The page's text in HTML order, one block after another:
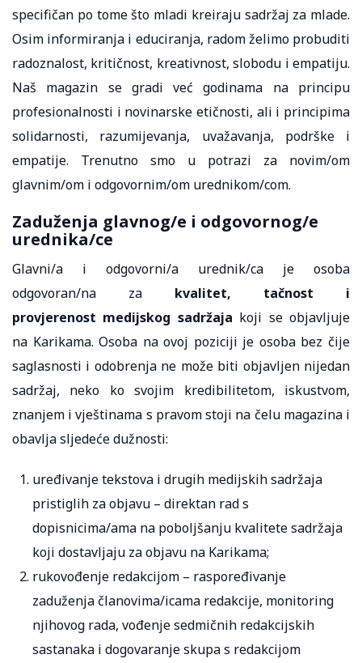
specifičan po tome što mladi kreiraju sadržaj za mlade.
Osim informiranja i educiranja, radom želimo probuditi
radoznalost, kritičnost, kreativnost, slobodu i empatiju.
Naš magazin se gradi već godinama na principu
profesionalnosti i novinarske etičnosti, ali i principima
solidarnosti, razumijevanja, uvažavanja, podrške i
empatije. Trenutno smo u potrazi za novim/om
glavnim/om i odgovornim/om urednikom/com.
Zaduženja glavnog/e i odgovornog/e
urednika/ce
Glavni/a i odgovorni/a urednik/ca je osoba
odgovoran/na za kvalitet, tačnost i
provjerenost medijskog sadržaja koji se objavljuje
na Karikama. Osoba na ovoj poziciji je osoba bez čije
saglasnosti i odobrenja ne može biti objavljen nijedan
sadržaj, neko ko svojim kredibilitetom, iskustvom,
znanjem i vještinama s pravom stoji na čelu magazina i
obavlja sljedeće dužnosti:
uređivanje tekstova i drugih medijskih sadržaja
pristiglih za objavu – direktan rad s
dopisnicima/ama na poboljšanju kvalitete sadržaja
koji dostavljaju za objavu na Karikama;
rukovođenje redakcijom – raspoređivanje
zaduženja članovima/icama redakcije, monitoring
njihovog rada, vođenje sedmičnih redakcijskih
sastanaka i dogovaranje skupa s redakcijom